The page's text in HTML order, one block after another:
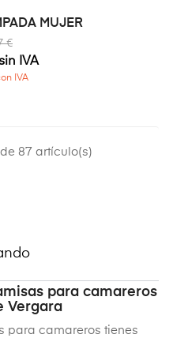
MUJER
€
IVA
IVA
87 artículo(s)
para camareros
Vergara
para camareros tienes